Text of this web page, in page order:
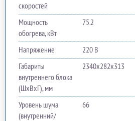
скоростей
Мощность
обогрева, кВт
75.2
Напряжение
220 В
Габариты
внутреннего блока
(ШхВхГ), мм
2340х282х313
Уровень шума
(внутренний/
66